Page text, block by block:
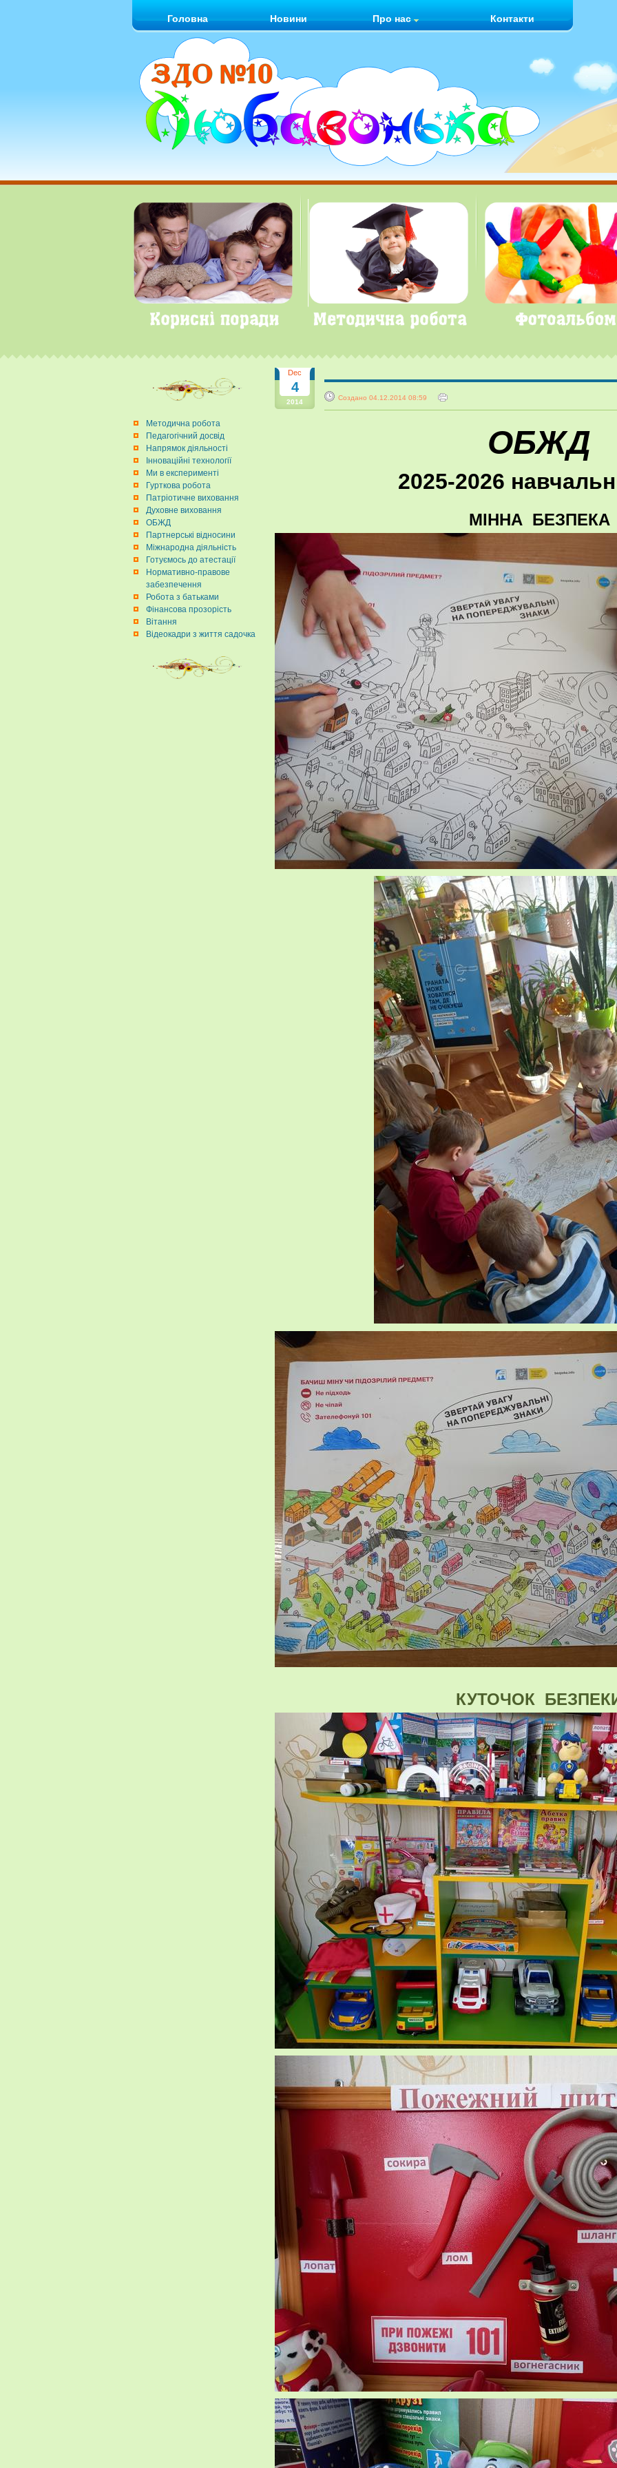
Головна Новини Про нас Контакти
Методична робота
Педагогічний досвід
Напрямок діяльності
Інноваційні технології
Ми в експерименті
Гурткова робота
Патріотичне виховання
Духовне виховання
ОБЖД
Партнерські відносини
Міжнародна діяльність
Готуємось до атестації
Нормативно-правове
забезпечення
Робота з батьками
Фінансова прозорість
Вітання
Відеокадри з життя садочка
Dec
4
2014
Создано 04.12.2014 08:59
ОБЖД
2025-2026
МІННА БЕЗПЕКА
КУТОЧОК